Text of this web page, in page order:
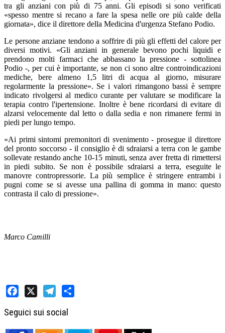
tra gli anziani con più di 75 anni. Gli episodi si sono verificati
«spesso mentre si recano a fare la spesa nelle ore più calde della
giornata», dice il direttore della Medicina d'urgenza Stefano Podio.
Le persone anziane tendono a soffrire di più gli effetti del calore per
diversi motivi. «Gli anziani in generale bevono pochi liquidi e
prendono molti farmaci che abbassano la pressione - sottolinea
Podio -, per cui è importante, se non ci sono altre controindicazioni
mediche, bere almeno 1,5 litri di acqua al giorno, misurare
regolarmente la pressione». Se i valori rimangono bassi è sempre
indicato rivolgersi al medico curante per valutare se modificare la
terapia contro l'ipertensione. Inoltre è bene ricordarsi di evitare di
alzarsi velocemente dal letto o dalla sedia e non rimanere fermi in
piedi per lungo tempo.
«Ai primi sintomi premonitori di svenimento - prosegue il direttore
del pronto soccorso - il consiglio è di sdraiarsi a terra con le gambe
sollevate restando anche 10-15 minuti, senza aver fretta di rimettersi
in piedi subito. Se non è possibile sdraiarsi a terra, eseguite le
manovre contropressorie. La più semplice è stringere entrambi i
pugni come se si avesse una pallina di gomma in mano: questo
contrasta il calo di pressione».
Marco Camilli
Seguici sui social